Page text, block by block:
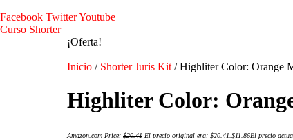
Facebook TwitterYoutube
Curso Shorter
¡Oferta!
Inicio / Shorter Juris Kit / Highliter Color: Orange
Highliter Color:
Amazon.com Price: $20.41 El precio original era: $20.41. $11.86El precio